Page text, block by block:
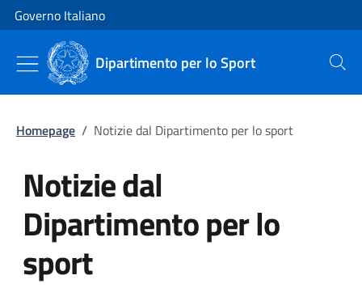
Vai al contenuto
Vai alla navigazione del sito
Governo Italiano
Dipartimento per lo Sport Cerca
Homepage / Notizie dal Dipartimento per lo sport
Notizie dal
Dipartimento per lo
sport